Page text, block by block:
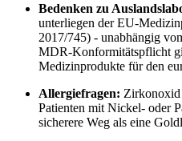
Bedenken zu
unterliegen der EU-
2017/745) - unabhängig
MDR-Konformitätspflicht
Medizinprodukte für den
Allergiefragen: Zirkonoxid
Patienten mit Nickel- oder
sicherere Weg als eine